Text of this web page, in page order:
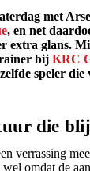
met
, en net
extra glans.
bij KRC
speler die
die
verrassing
omdat de